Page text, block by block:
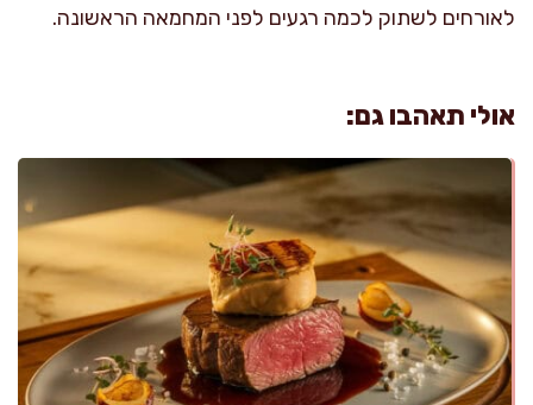
לאורחים לשתוק לכמה רגעים לפני המחמאה הראשונה.
אולי תאהבו גם: